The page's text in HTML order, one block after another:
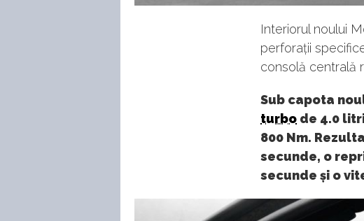
Interiorul noului
perforații
consolă centrală
Sub capota
turbo de 4.0
800 Nm.
secunde, o
secunde și o